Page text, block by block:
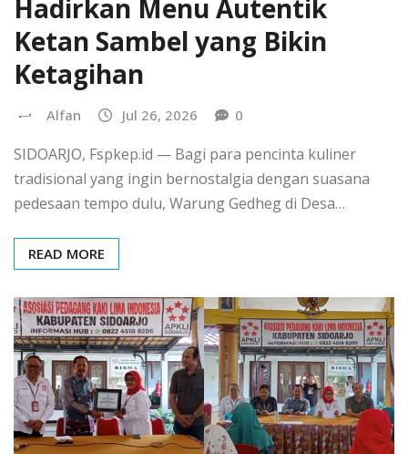
Hadirkan Menu Autentik
Ketan Sambel yang Bikin
Ketagihan
Alfan Jul 26, 2026 0
​SIDOARJO, Fspkep.id — Bagi para pencinta kuliner
tradisional yang ingin bernostalgia dengan suasana
pedesaan tempo dulu, Warung Gedheg di Desa…
READ MORE